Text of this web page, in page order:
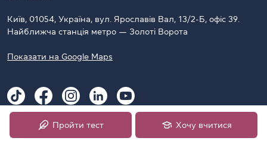
Київ, 01054, Україна, вул. Ярославів Вал, 13/2-Б, офіс 39.
Найближча станція метро — Золоті Ворота
Показати на Google Maps
Наші Telegram-канали
Пройти тест Хочу вчитися